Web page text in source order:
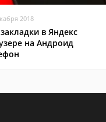
2018
в Яндекс
на Андроид